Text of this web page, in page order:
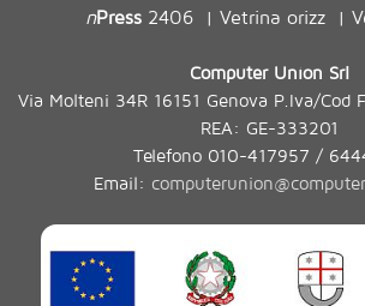
nPress2406| Vetrina orizz|
Computer Union Srl
Via Molteni 34R 16151 Genova P.Iva/Cod
REA: GE-333201
Telefono 010-417957 /
Email: